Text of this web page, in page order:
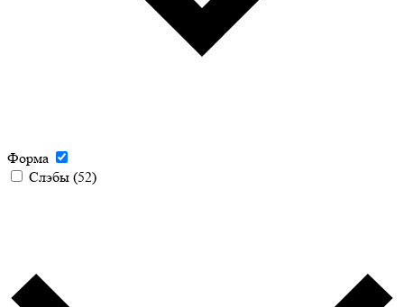
Форма
Слэбы (52)